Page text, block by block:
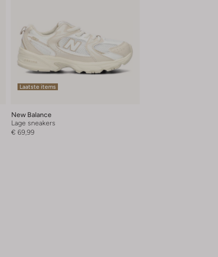
Laatste items
New Balance
Lage sneakers
€ 69,99